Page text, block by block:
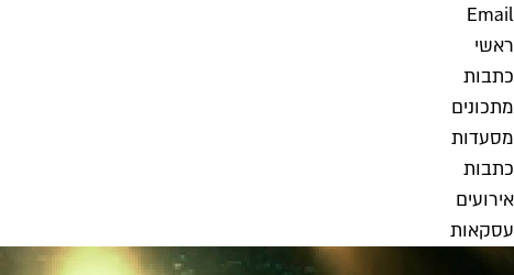
Email
ראשי
כתבות
מתכונים
מסעדות
כתבות
אירועים
עסקאות